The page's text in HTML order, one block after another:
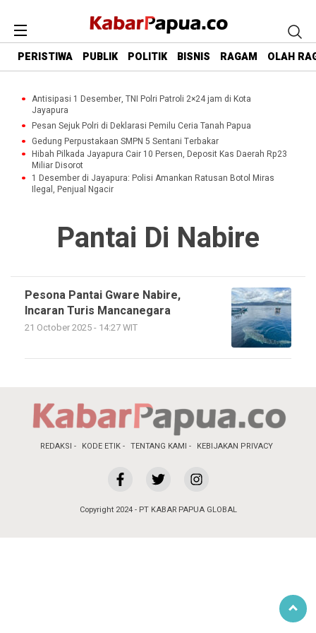
PERISTIWA PUBLIK POLITIK BISNIS RAGAM OLAH
Antisipasi 1 Desember, TNI Polri Patroli 2×24 jam di Kota
Jayapura
Pesan Sejuk Polri di Deklarasi Pemilu Ceria Tanah Papua
Gedung Perpustakaan SMPN 5 Sentani Terbakar
Hibah Pilkada Jayapura Cair 10 Persen, Deposit Kas Daerah Rp23
Miliar Disorot
1 Desember di Jayapura: Polisi Amankan Ratusan Botol Miras
Ilegal, Penjual Ngacir
Pantai Di Nabire
Pesona Pantai Gware Nabire,
Incaran Turis Mancanegara
21 October 2025 - 14:27 WIT
REDAKSI KODE ETIK TENTANG KAMI KEBIJAKAN PRIVACY
Copyright 2024 - PT KABAR PAPUA GLOBAL